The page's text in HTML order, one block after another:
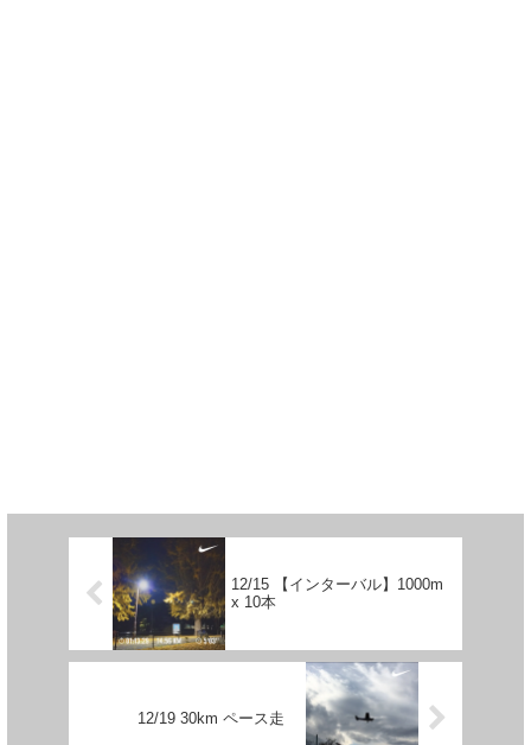
12/15 【インターバル】1000m
x 10本
12/19 30km ペース走